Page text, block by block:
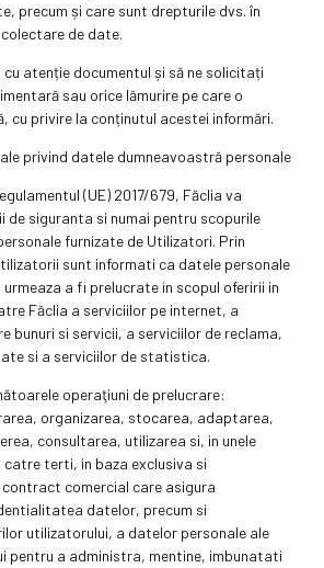
precum și care sunt drepturile dvs. în
de date.
cu atenție documentul și să ne solicitați
sau orice lămurire pe care o
cu privire la conținutul acestei informări.
privind datele dumneavoastră personale
(UE) 2017/679, Făclia va
de siguranta si numai pentru scopurile
furnizate de Utilizatori. Prin
sunt informati ca datele personale
urmeaza a fi prelucrate in scopul oferirii in
Făclia a serviciilor pe internet, a
bunuri si servicii, a serviciilor de reclama,
si a serviciilor de statistica.
operaţiuni de prelucrare:
organizarea, stocarea, adaptarea,
consultarea, utilizarea si, in unele
terti, in baza exclusiva si
comercial care asigura
datelor, precum si
utilizatorului, a datelor personale ale
pentru a administra, mentine, imbunatati